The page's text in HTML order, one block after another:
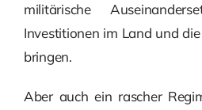
militärische
Investitionen im Land und
bringen.
Aber auch ein rascher